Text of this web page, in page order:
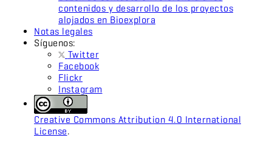
contenidos y desarrollo de los proyectos
alojados en Bioexplora
Notas legales
Síguenos:
Twitter
Facebook
Flickr
Instagram
Creative Commons Attribution 4.0 International
License.